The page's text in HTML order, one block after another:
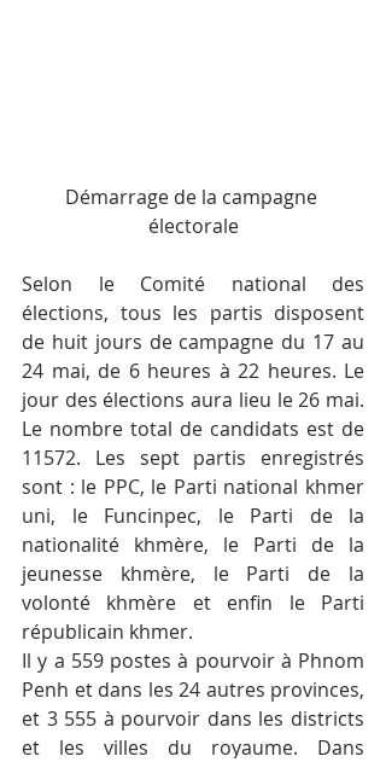
Démarrage de la campagne
électorale
Selon le Comité national des
élections, tous les partis disposent
de huit jours de campagne du 17 au
24 mai, de 6 heures à 22 heures. Le
jour des élections aura lieu le 26 mai.
Le nombre total de candidats est de
11572. Les sept partis enregistrés
sont : le PPC, le Parti national khmer
uni, le Funcinpec, le Parti de la
nationalité khmère, le Parti de la
jeunesse khmère, le Parti de la
volonté khmère et enfin le Parti
républicain khmer.
Il y a 559 postes à pourvoir à Phnom
Penh et dans les 24 autres provinces,
et 3 555 à pourvoir dans les districts
et les villes du royaume. Dans